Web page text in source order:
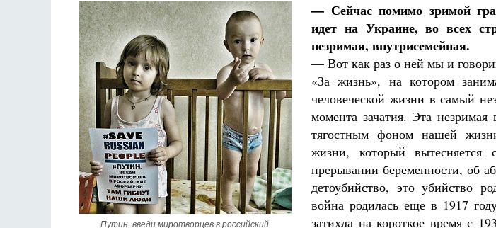
Путин, введи миротворцев в российский
— Сейчас помимо зримой
идет на Украине, во всех
незримая, внутрисемейная.
— Вот как раз о ней мы и
«За жизнь», на котором
человеческой жизни в самый
момента зачатия. Эта
тягостным фоном нашей
жизни, который
прерывании беременности, об
детоубийство, это убийство
война родилась еще в 1917
затихла на короткое время с